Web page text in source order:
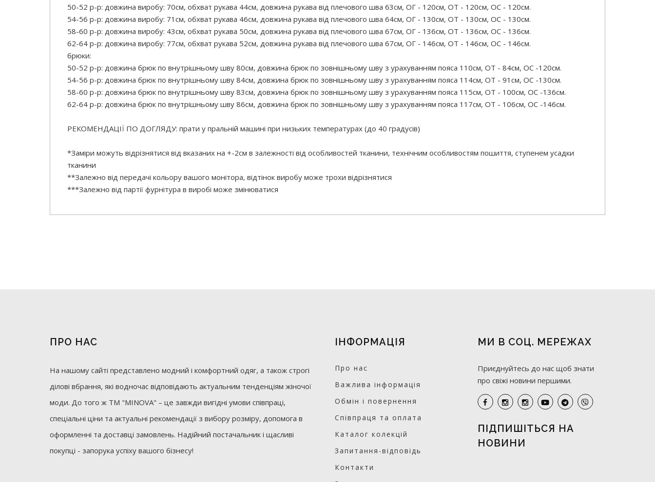
50-52 р-р: довжина виробу: 70см, обхват рукава 44см, довжина рукава від плечового шва 63см, ОГ - 120см, ОТ - 120см, OC - 120см.
54-56 р-р: довжина виробу: 71см, обхват рукава 46см, довжина рукава від плечового шва 64см, ОГ - 130см, ОТ - 130см, OC - 130см.
58-60 р-р: довжина виробу: 43см, обхват рукава 50см, довжина рукава від плечового шва 67см, ОГ - 136см, ОТ - 136см, OC - 136см.
62-64 р-р: довжина виробу: 77см, обхват рукава 52см, довжина рукава від плечового шва 67см, ОГ - 146см, ОТ - 146см, OC - 146см.
брюки:
50-52 р-р: довжина брюк по внутрішньому шву 80см, довжина брюк по зовнішньому шву з урахуванням пояса 110см, ОТ - 84см, OC -120см.
54-56 р-р: довжина брюк по внутрішньому шву 84см, довжина брюк по зовнішньому шву з урахуванням пояса 114см, ОТ - 91см, OC -130см.
58-60 р-р: довжина брюк по внутрішньому шву 83см, довжина брюк по зовнішньому шву з урахуванням пояса 115см, ОТ - 100см, OC -136см.
62-64 р-р: довжина брюк по внутрішньому шву 86см, довжина брюк по зовнішньому шву з урахуванням пояса 117см, ОТ - 106см, OC -146см.
РЕКОМЕНДАЦІЇ ПО ДОГЛЯДУ: прати у пральній машині при низьких температурах (до 40 градусів)
*Заміри можуть відрізнятися від вказаних на +-2см в залежності від особливостей тканини, технічним особливостям пошиття, ступенем усадки
тканини
**Залежно від передачі кольору вашого монітора, відтінок виробу може трохи відрізнятися
***Залежно від партії фурнітура в виробі може змінюватися
ПРО НАС
На нашому сайті представлено модний і комфортний одяг, а також строгі
ділові вбрання, які водночас відповідають актуальним тенденціям жіночої
моди. До того ж ТМ "MINOVA" – це завжди вигідні умови співпраці,
спеціальні ціни та актуальні рекомендації з вибору розміру, допомога в
оформленні та доставці замовлень. Надійний постачальник і щасливі
покупці - запорука успіху вашого бізнесу!
ІНФОРМАЦІЯ
Про нас
Важлива інформація
Обмін і повернення
Співпраця та оплата
Каталог колекцій
Запитання-відповідь
Контакти
МИ В СОЦ. МЕРЕЖАХ
Приєднуйтесь до нас щоб знати
про свіжі новини першими.
ПІДПИШІТЬСЯ НА
НОВИНИ